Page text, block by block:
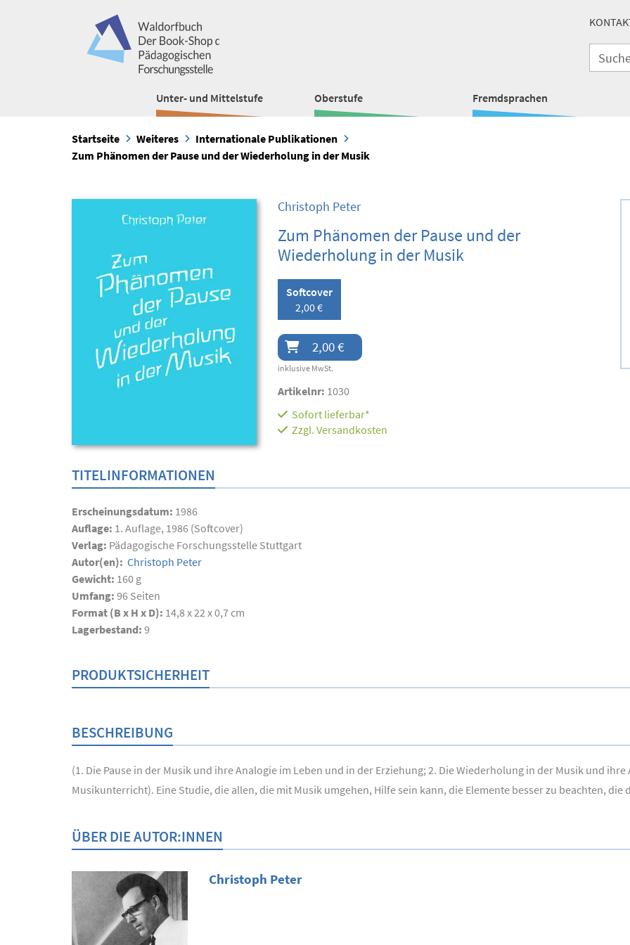
Unter- und Mittelstufe Oberstufe Fremdsprachen
Startseite Weiteres
Internationale Publikationen
Zum Phänomen der Pause und der Wiederholung in der Musik
Christoph Peter
Zum Phänomen der Pause und der
Wiederholung in der Musik
Softcover
2,00 €
2,00 €
inklusive MwSt.
Artikelnr: 1030
Sofort lieferbar*
Zzgl. Versandkosten
TITELINFORMATIONEN
Erscheinungsdatum: 1986
Auflage: 1. Auflage, 1986 (Softcover)
Verlag: Pädagogische Forschungsstelle Stuttgart
Autor(en): Christoph Peter
Gewicht: 160 g
Umfang: 96 Seiten
Format (B x H x D): 14,8 x 22 x 0,7 cm
Lagerbestand: 9
PRODUKTSICHERHEIT
BESCHREIBUNG
(1. Die Pause in der Musik und ihre Analogie im Leben und in der Erziehung; 2. Die Wiederholung in der Musik und
Musikunterricht). Eine Studie, die allen, die mit Musik umgehen, Hilfe sein kann, die Elemente besser zu beachten, die
ÜBER DIE AUTOR:INNEN
Christoph Peter